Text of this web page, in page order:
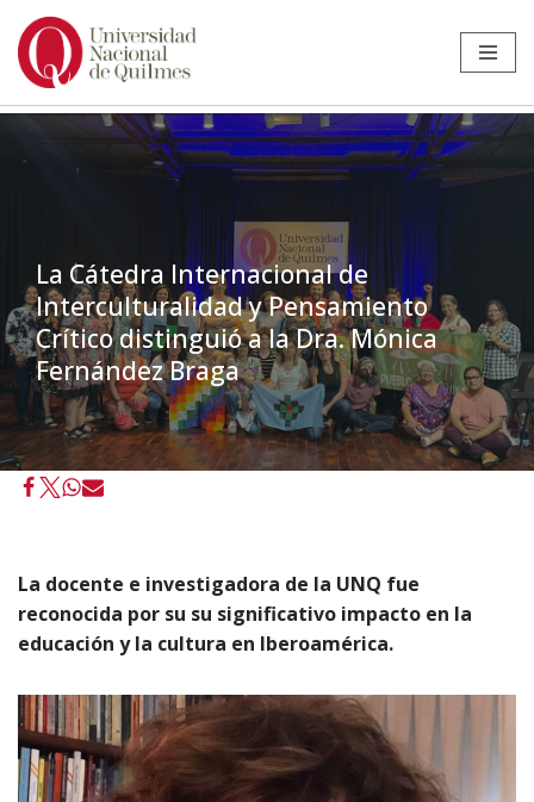
Ir
contenido
La Cátedra Internacional de
Interculturalidad y Pensamiento
Crítico distinguió a la Dra. Mónica
Fernández Braga
Inicio»Noticias»Docente»La Cátedra Internacional de
Interculturalidad y Pensamiento Crítico distinguió a la Dra. Mónica
Fernández Braga
La docente e investigadora de la UNQ fue
reconocida por su su significativo impacto en la
educación y la cultura en Iberoamérica.